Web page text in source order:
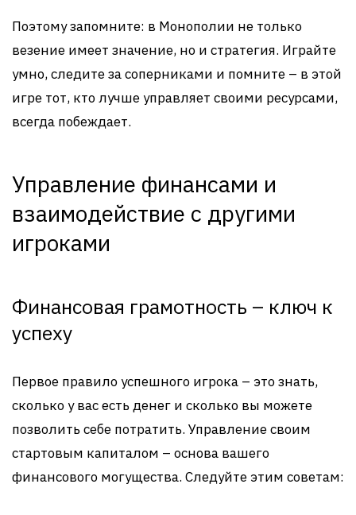
Поэтому запомните: в Монополии не только
везение имеет значение, но и стратегия. Играйте
умно, следите за соперниками и помните – в этой
игре тот, кто лучше управляет своими ресурсами,
всегда побеждает.
Управление финансами и
взаимодействие с другими
игроками
Финансовая грамотность – ключ к
успеху
Первое правило успешного игрока – это знать,
сколько у вас есть денег и сколько вы можете
позволить себе потратить. Управление своим
стартовым капиталом – основа вашего
финансового могущества. Следуйте этим советам: